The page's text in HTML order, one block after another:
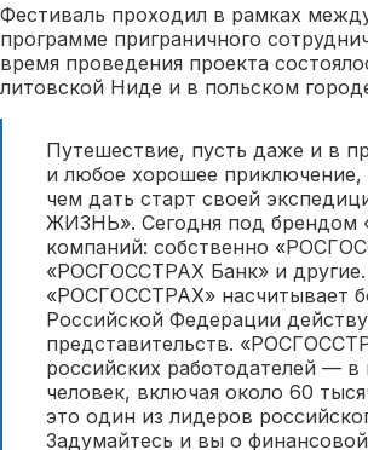
Фестиваль проходил в рамках
программе приграничного
время проведения проекта
литовской Ниде и в польском
Путешествие, пусть даже и в
и любое хорошее
чем дать старт своей
ЖИЗНЬ». Сегодня под брендом
компаний: собственно
«РОСГОССТРАХ Банк» и другие.
«РОСГОССТРАХ» насчитывает
Российской Федерации
представительств.
российских работодателей — в
человек, включая около 60
это один из лидеров
Задумайтесь и вы о